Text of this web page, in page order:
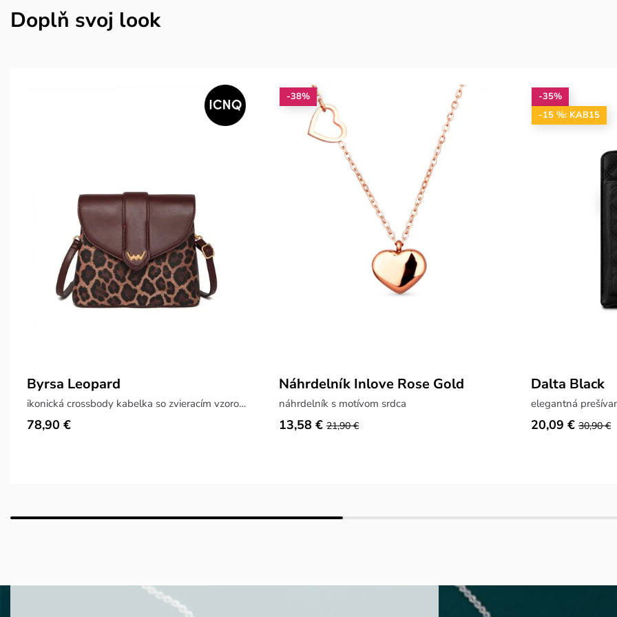
Doplň svoj look
Byrsa Leopard
ikonická crossbody kabelka so zvieracím vzorom
78,90 €
-38%
Náhrdelník Inlove Rose Gold
náhrdelník s motívom srdca
13,58 € 21,90 €
-35%
-15 %: KAB15
Dalta Black
elegantná
20,09 € 30,90 €